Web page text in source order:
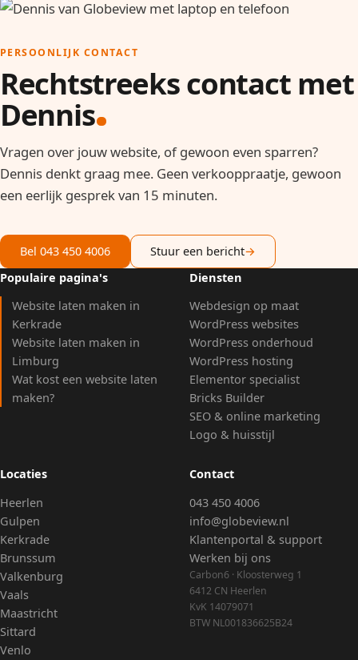
PERSOONLIJK CONTACT
Rechtstreeks contact met
Dennis
Vragen over jouw website, of gewoon even sparren?
Dennis denkt graag mee. Geen verkooppraatje, gewoon
een eerlijk gesprek van 15 minuten.
Bel 043 450 4006 Stuur een bericht→
Populaire pagina's
Website laten maken in
Kerkrade
Website laten maken in
Limburg
Wat kost een website laten
maken?
Diensten
Webdesign op maat
WordPress websites
WordPress onderhoud
WordPress hosting
Elementor specialist
Bricks Builder
SEO & online marketing
Logo & huisstijl
Locaties
Heerlen
Gulpen
Kerkrade
Brunssum
Valkenburg
Vaals
Maastricht
Sittard
Venlo
Contact
043 450 4006
info@globeview.nl
Klantenportal & support
Werken bij ons
Carbon6 · Kloosterweg 1
6412 CN Heerlen
KvK 14079071
BTW NL001836625B24